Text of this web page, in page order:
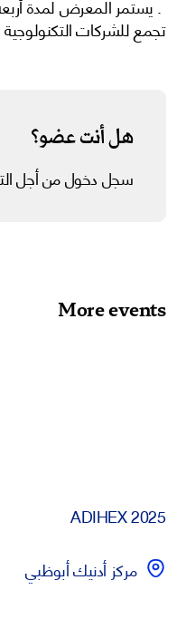
تجمع للشركات التكنولوجية
هل أنت عضو؟
سجل دخول من أجل
More events
ADIHEX 2025
مركز أدنيك أبوظبي